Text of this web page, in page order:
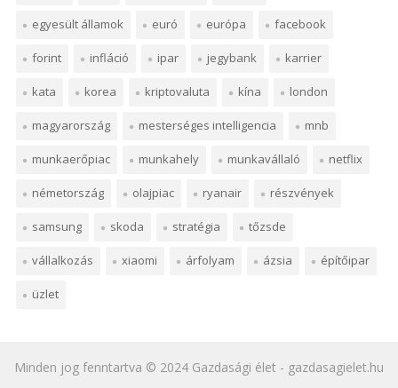
egyesült államok euró európa facebook
forint infláció ipar jegybank karrier
kata korea kriptovaluta kína london
magyarország mesterséges intelligencia mnb
munkaerőpiac munkahely munkavállaló netflix
németország olajpiac ryanair részvények
samsung skoda stratégia tőzsde
vállalkozás xiaomi árfolyam ázsia építőipar
üzlet
Minden jog fenntartva © 2024 Gazdasági élet - gazdasagielet.hu